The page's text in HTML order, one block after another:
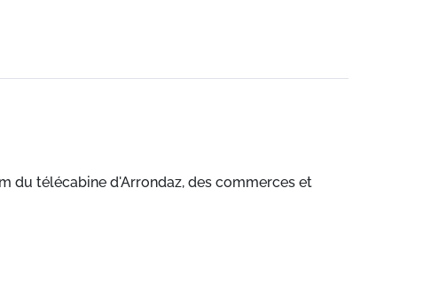
du télécabine d'Arrondaz, des commerces et